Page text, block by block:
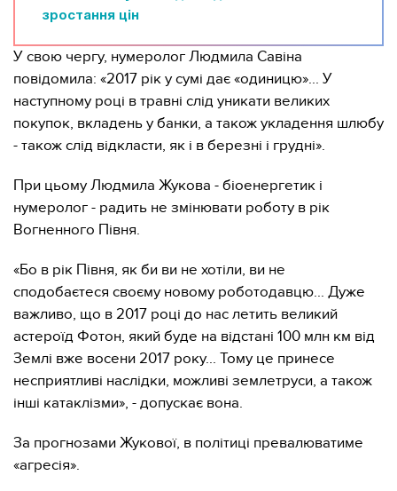
зростання цін
У свою чергу, нумеролог Людмила Савіна
повідомила: «2017 рік у сумі дає «одиницю»... У
наступному році в травні слід уникати великих
покупок, вкладень у банки, а також укладення шлюбу
- також слід відкласти, як і в березні і грудні».
При цьому Людмила Жукова - біоенергетик і
нумеролог - радить не змінювати роботу в рік
Вогненного Півня.
«Бо в рік Півня, як би ви не хотіли, ви не
сподобаєтеся своєму новому роботодавцю... Дуже
важливо, що в 2017 році до нас летить великий
астероїд Фотон, який буде на відстані 100 млн км від
Землі вже восени 2017 року... Тому це принесе
несприятливі наслідки, можливі землетруси, а також
інші катаклізми», - допускає вона.
За прогнозами Жукової, в політиці превалюватиме
«агресія».